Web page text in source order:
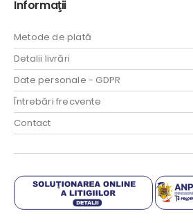
Informaţii
Metode de plată
Detalii livrări
Date personale - GDPR
Întrebări frecvente
Contact